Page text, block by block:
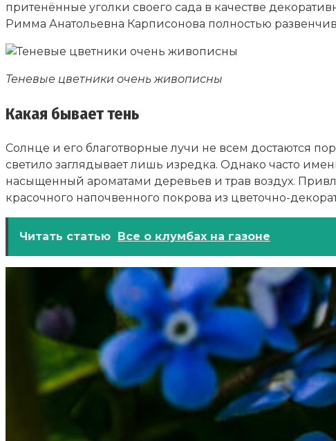
притенённые уголки своего сада в качестве
Римма Анатольевна Карписонова полностью
Теневые цветники очень живописны
Какая бывает тень
Солнце и его благотворные лучи не всем достаются
светило заглядывает лишь изредка. Однако часто
насыщенный ароматами деревьев и трав воздух.
красочного напочвенного покрова из цветочно-
Читать статью Все о клумбах на газоне